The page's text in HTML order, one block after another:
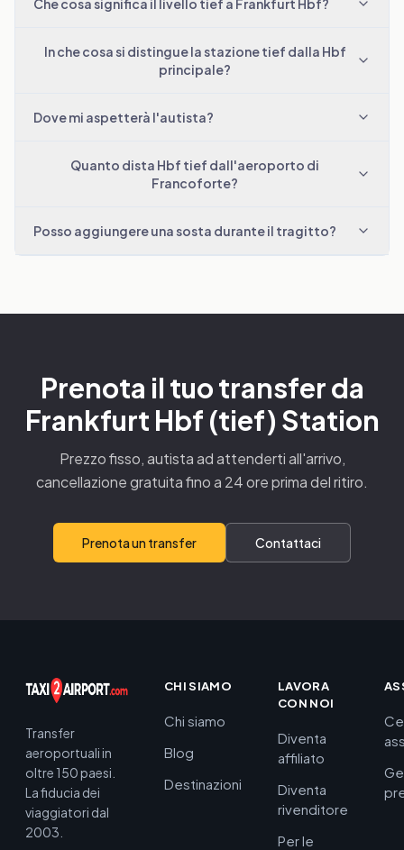
Che cosa significa il livello tief a Frankfurt Hbf?
In che cosa si distingue la stazione tief dalla Hbf
principale?
Dove mi aspetterà l'autista?
Quanto dista Hbf tief dall'aeroporto di
Francoforte?
Posso aggiungere una sosta durante il tragitto?
Prenota il tuo transfer da
Frankfurt Hbf (tief) Station
Prezzo fisso, autista ad attenderti all'arrivo,
cancellazione gratuita fino a 24 ore prima del ritiro.
Prenota un transfer Contattaci
Transfer
aeroportuali in
oltre 150 paesi.
La fiducia dei
viaggiatori dal
2003.
CHI SIAMO
Chi siamo
Blog
Destinazioni
LAVORA
CON NOI
Diventa
affiliato
Diventa
rivenditore
Per le